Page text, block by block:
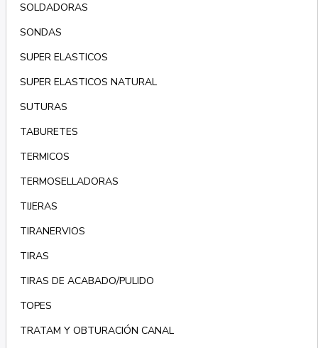
SOLDADORAS
SONDAS
SUPER ELASTICOS
SUPER ELASTICOS NATURAL
SUTURAS
TABURETES
TERMICOS
TERMOSELLADORAS
TIJERAS
TIRANERVIOS
TIRAS
TIRAS DE ACABADO/PULIDO
TOPES
TRATAM Y OBTURACIÓN CANAL